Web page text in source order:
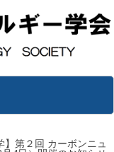
第２回 カーボンニュ